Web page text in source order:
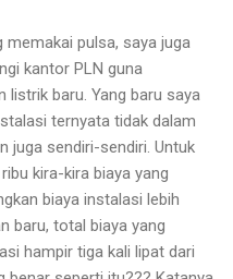
pulsa, saya juga
kantor PLN guna
listrik baru. Yang baru saya
ternyata tidak dalam
juga sendiri-sendiri. Untuk
kira-kira biaya yang
biaya instalasi lebih
baru, total biaya yang
hampir tiga kali lipat dari